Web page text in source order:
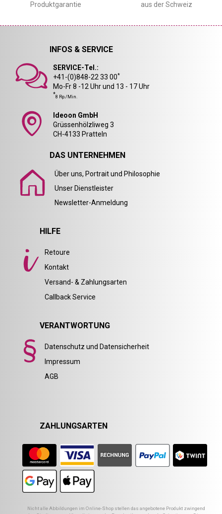
Produktgarantie
aus der Schweiz
INFOS & SERVICE
SERVICE-Tel.:
+41-(0)848-22 33 00*
Mo-Fr 8 -12 Uhr und 13 - 17 Uhr
*8 Rp./Min.
Ideoon GmbH
Grüssenhölzliweg 3
CH-4133 Pratteln
DAS UNTERNEHMEN
Über uns, Portrait und Philosophie
Unser Dienstleister
Newsletter-Anmeldung
HILFE
Retoure
Kontakt
Versand- & Zahlungsarten
Callback Service
VERANTWORTUNG
Datenschutz und Datensicherheit
Impressum
AGB
ZAHLUNGSARTEN
Nicht alle Abbildungen im Online-Shop stellen das angebotene Produkt zwingend